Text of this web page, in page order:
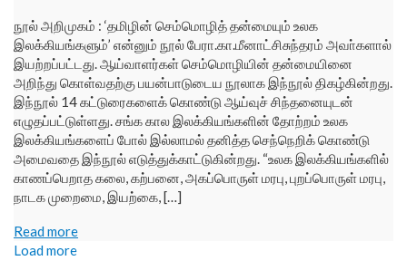
நூல் அறிமுகம் : ‘தமிழின் செம்மொழித் தன்மையும் உலக
இலக்கியங்களும்’ என்னும் நூல் பேரா.கா.மீனாட்சிசுந்தரம் அவா்களால்
இயற்றப்பட்டது. ஆய்வாளர்கள் செம்மொழியின் தன்மையினை
அறிந்து கொள்வதற்கு பயன்பாடுடைய நூலாக இந்நூல் திகழ்கின்றது.
இந்நூல் 14 கட்டுரைகளைக் கொண்டு ஆய்வுச் சிந்தனையுடன்
எழுதப்பட்டுள்ளது. சங்க கால இலக்கியங்களின் தோற்றம் உலக
இலக்கியங்களைப் போல் இல்லாமல் தனித்த செந்நெறிக் கொண்டு
அமைவதை இந்நூல் எடுத்துக்காட்டுகின்றது. “உலக இலக்கியங்களில்
காணப்பெறாத கலை, கற்பனை, அகப்பொருள் மரபு, புறப்பொருள் மரபு,
நாடக முறைமை, இயற்கை, […]
Read more
Load more